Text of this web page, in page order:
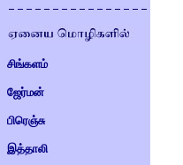
சிங்களம்
ஜேர்மன்
பிரெஞ்சு
இத்தாலி